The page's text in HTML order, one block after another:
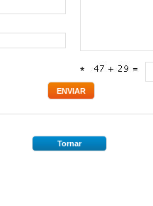
*
Tornar